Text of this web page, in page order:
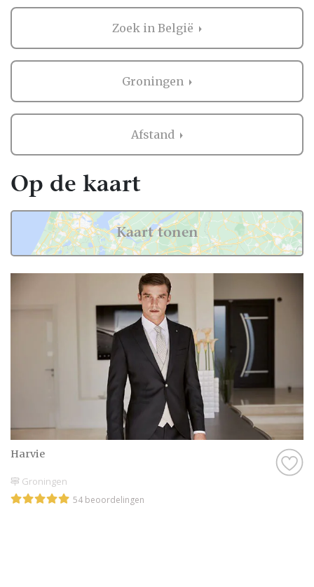
Voor zowel Bruidegom als vele andere
onderdelen voor de bruiloft kan je op
Trouwen.nl veel inspiratie vinden. En heb je
iets gezien dat je aanspreekt? Dan kan je
direct contact opnemen bij de professional
Bruidegom in Groningen
Zaken regelen voor jullie bruiloft is erg
belangrijk. Het is dus niet zo gek dat je
graag eerst ervaringen van andere
bruidsparen leest over Bruidegom in
Groningen. Want zij hebben het live ervaren
en zijn natuurlijk kritische beoordelaars!
Daarom hebben wij bij elke professional op
onze website een beoordeling van echte
bruidsparen staan. Indien deze al
beoordeeld is, natuurlijk. Soms vind je
namelijk ook nieuwe professionals op onze
website, en dan is het misschien wel aan
jullie om de eerste beoordeling te schrijven!
Hoe dan ook, je kunt er zeker van zijn dat je
een geweldige ervaring krijgt met de
Bruidegom in Groningen op onze website.
missie hebben om jullie een onvergetelijke
dag te bezorgen.
Zoek in België
Groningen
Afstand
Harvie
Groningen
54 beoordelingen
Op de kaart
Kaart tonen